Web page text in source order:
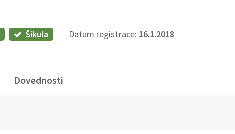
Šikula Datum registrace: 16.1.2018
Dovednosti